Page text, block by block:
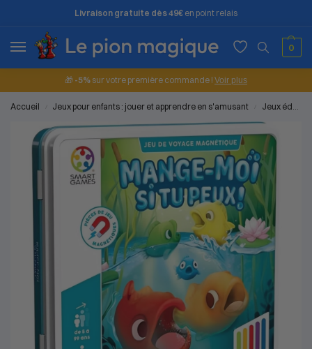
Livraison gratuite dès 49€ en point relais
0
🎁 -5% sur votre première commande ! Voir plus
Accueil Jeux pour enfants : jouer et apprendre en s'amusant Jeux éducatifs